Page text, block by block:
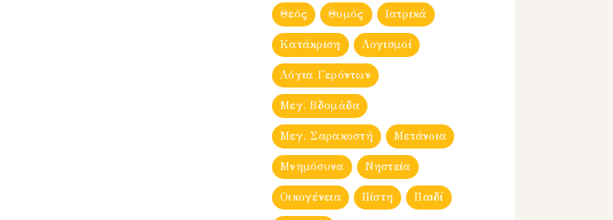
Θεός Θυμός Ιατρικά
Κατάκριση Λογισμοί
Λόγια Γερόντων
Μεγ. Βδομἀδα
Μεγ. Σαρακοστή Μετάνοια
Μνημόσυνα Νηστεία
Οικογένεια Πίστη Παιδί